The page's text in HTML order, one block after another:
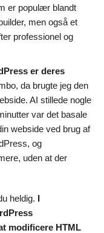
er populær blandt
men også et
professionel og
er deres
da brugte jeg den
AI stillede nogle
var det basale
webside ved brug af
og
uden at der
heldig. I
modificere HTML